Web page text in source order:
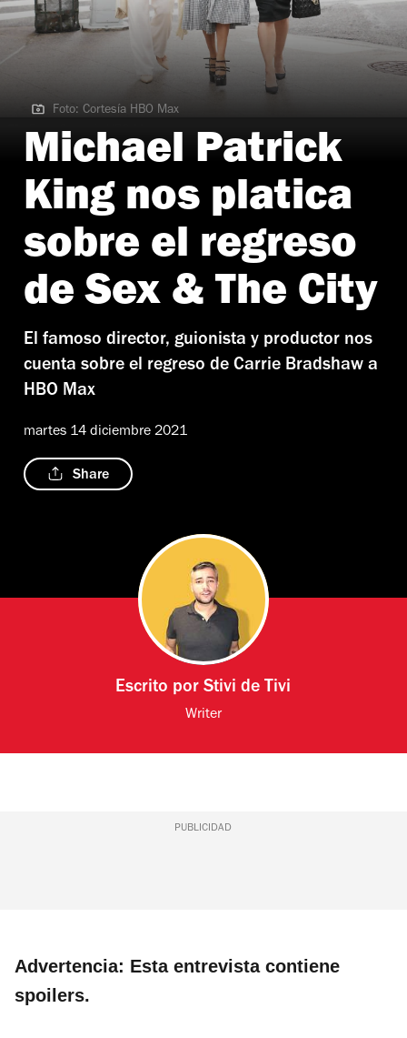
Foto: Cortesía HBO Max
Foto: Cortesía HBO Max
Michael Patrick
King nos platica
sobre el regreso
de Sex & The City
El famoso director, guionista y productor nos
cuenta sobre el regreso de Carrie Bradshaw a
HBO Max
martes 14 diciembre 2021
Share
Escrito porStivi de Tivi
Writer
PUBLICIDAD
Advertencia: Esta entrevista contiene
spoilers.